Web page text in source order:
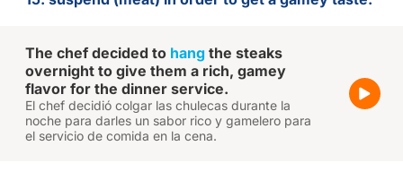
The chef decided to hang the steaks
overnight to give them a rich, gamey
flavor for the dinner service.
El chef decidió colgar las chulecas durante la
noche para darles un sabor rico y gamelero para
el servicio de comida en la cena.